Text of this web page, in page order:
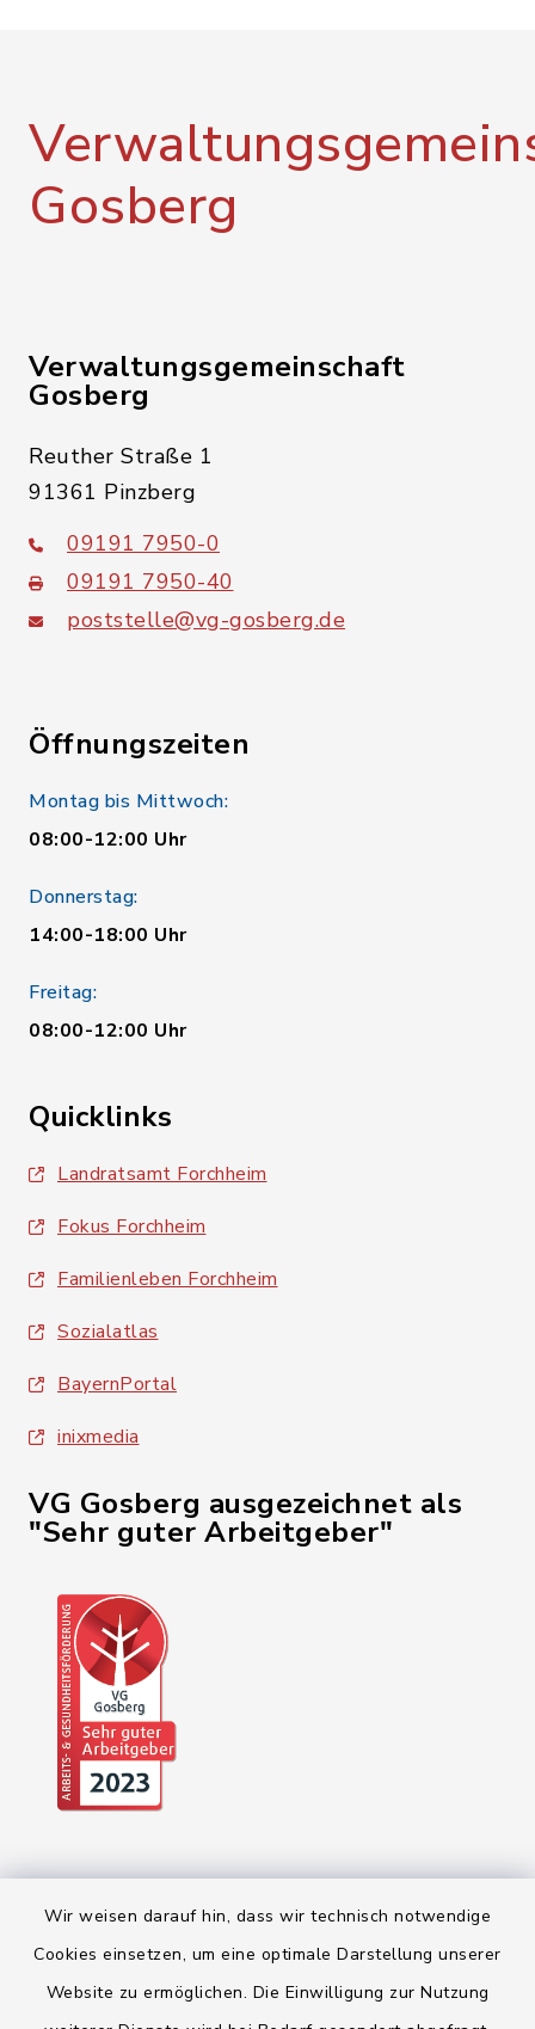
Wir weisen darauf hin, dass wir technisch notwendige
Cookies einsetzen, um eine optimale Darstellung unserer
Website zu ermöglichen. Die Einwilligung zur Nutzung
Gosberg
Verwaltungsgemeinschaft
Gosberg
Reuther Straße 1
91361 Pinzberg
09191 7950-0
09191 7950-40
poststelle@vg-gosberg.de
Öffnungszeiten
Montag bis Mittwoch:
08:00-12:00 Uhr
Donnerstag:
14:00-18:00 Uhr
Freitag:
08:00-12:00 Uhr
Quicklinks
Landratsamt Forchheim
Fokus Forchheim
Familienleben Forchheim
Sozialatlas
BayernPortal
inixmedia
VG Gosberg ausgezeichnet als
"Sehr guter Arbeitgeber"